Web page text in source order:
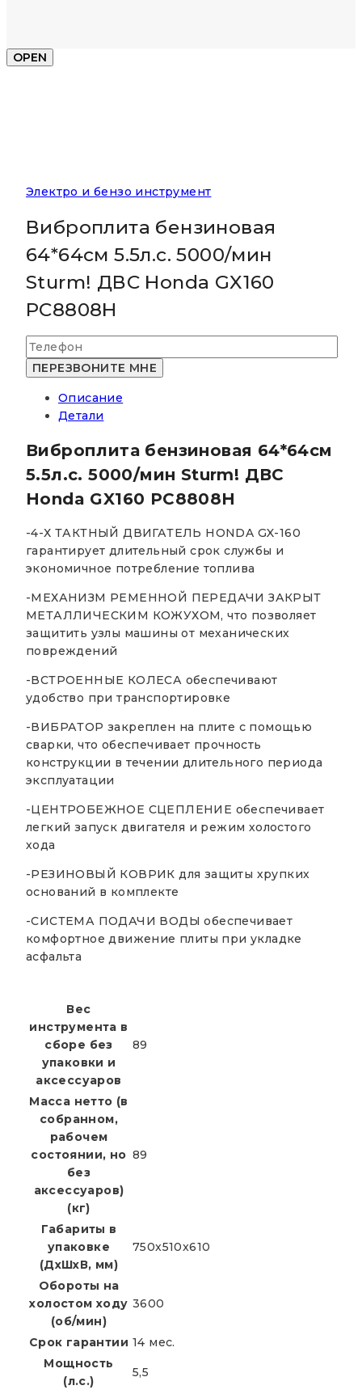
OPEN
Электро и бензо инструмент
Виброплита бензиновая
64*64см 5.5л.с. 5000/мин
Sturm! ДВС Honda GX160
PC8808H
Описание
Детали
Виброплита бензиновая 64*64см
5.5л.с. 5000/мин Sturm! ДВС
Honda GX160 PC8808H
-4-Х ТАКТНЫЙ ДВИГАТЕЛЬ HONDA GX-160
гарантирует длительный срок службы и
экономичное потребление топлива
-МЕХАНИЗМ РЕМЕННОЙ ПЕРЕДАЧИ ЗАКРЫТ
МЕТАЛЛИЧЕСКИМ КОЖУХОМ, что позволяет
защитить узлы машины от механических
повреждений
-ВСТРОЕННЫЕ КОЛЕСА обеспечивают
удобство при транспортировке
-ВИБРАТОР закреплен на плите с помощью
сварки, что обеспечивает прочность
конструкции в течении длительного периода
эксплуатации
-ЦЕНТРОБЕЖНОЕ СЦЕПЛЕНИЕ обеспечивает
легкий запуск двигателя и режим холостого
хода
-РЕЗИНОВЫЙ КОВРИК для защиты хрупких
оснований в комплекте
-СИСТЕМА ПОДАЧИ ВОДЫ обеспечивает
комфортное движение плиты при укладке
асфальта
Вес
инструмента в
сборе без
упаковки и
аксессуаров
89
Масса нетто (в
собранном,
рабочем
состоянии, но
без
аксессуаров)
(кг)
89
Габариты в
упаковке
(ДхШхВ, мм)
750x510x610
Обороты на
холостом ходу
(об/мин)
3600
Срок гарантии 14 мес.
Мощность
(л.с.)
5,5